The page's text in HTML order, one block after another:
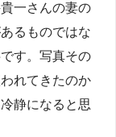
一さんの妻の
るものではな
す。写真その
れてきたのか
静になると思